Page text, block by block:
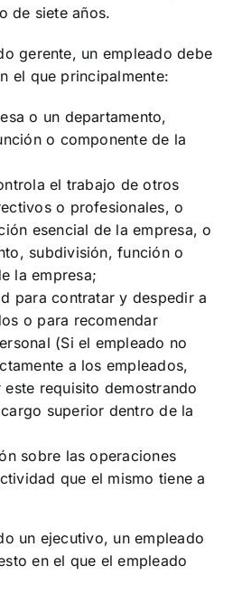
de siete años.
gerente, un empleado debe
el que principalmente:
o un departamento,
o componente de la
el trabajo de otros
o profesionales, o
esencial de la empresa, o
subdivisión, función o
la empresa;
para contratar y despedir a
o para recomendar
(Si el empleado no
a los empleados,
requisito demostrando
superior dentro de la
sobre las operaciones
que el mismo tiene a
un ejecutivo, un empleado
en el que el empleado